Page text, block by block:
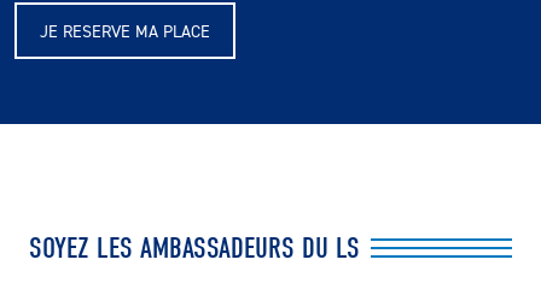
JE RESERVE MA PLACE
SOYEZ LES AMBASSADEURS DU LS